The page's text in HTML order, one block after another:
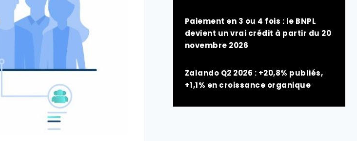
Paiement en 3 ou 4 fois : le BNPL
devient un vrai crédit à partir du 20
novembre 2026
Zalando Q2 2026 : +20,8% publiés,
+1,1% en croissance organique